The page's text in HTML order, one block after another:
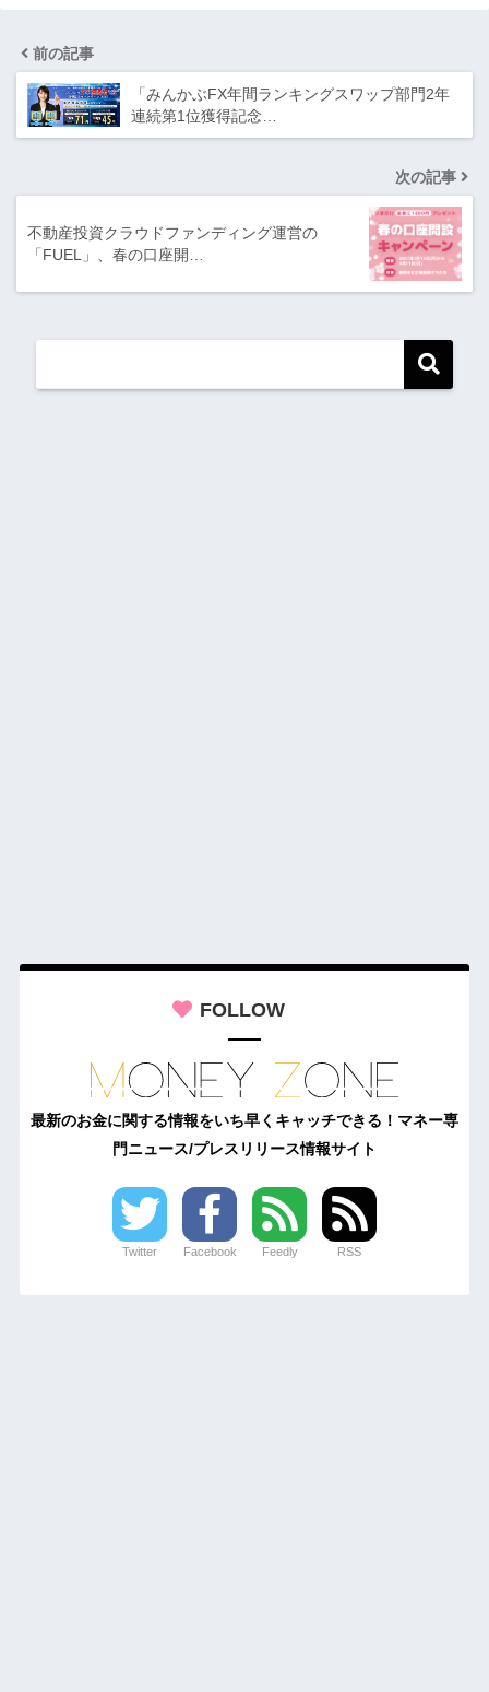
前の記事
「みんかぶFX年間ランキングスワップ部門2年
連続第1位獲得記念…
次の記事
不動産投資クラウドファンディング運営の
「FUEL」、春の口座開…
FOLLOW
最新のお金に関する情報をいち早くキャッチできる！マネー専
門ニュース/プレスリリース情報サイト
Twitter Facebook Feedly RSS